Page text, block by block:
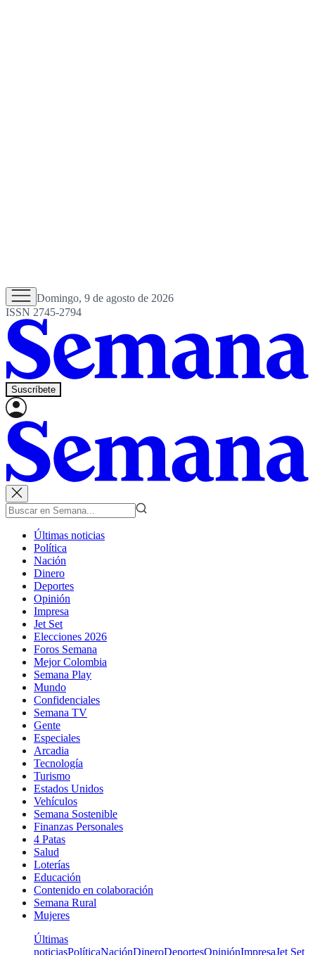
Domingo, 9 de agosto de 2026
ISSN 2745-2794
Suscríbete
Últimas noticias
Política
Nación
Dinero
Deportes
Opinión
Impresa
Jet Set
Elecciones 2026
Foros Semana
Mejor Colombia
Semana Play
Mundo
Confidenciales
Semana TV
Gente
Especiales
Arcadia
Tecnología
Turismo
Estados Unidos
Vehículos
Semana Sostenible
Finanzas Personales
4 Patas
Salud
Loterías
Educación
Contenido en colaboración
Semana Rural
Mujeres
Últimas
noticiasPolíticaNaciónDineroDeportesOpiniónImpresaJet Set